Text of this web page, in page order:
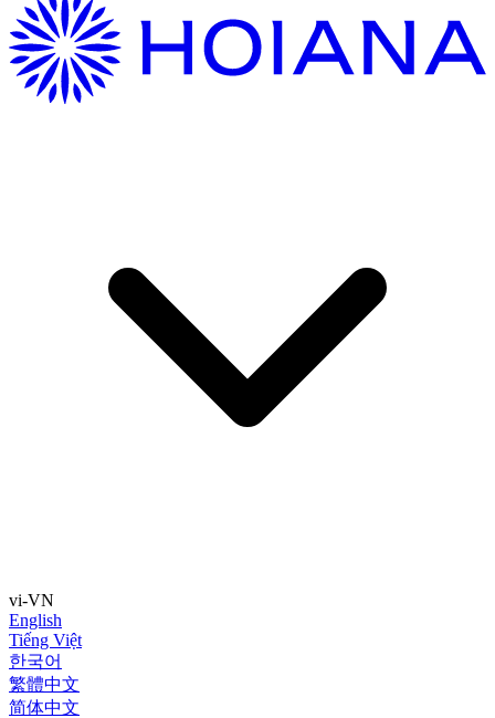
vi-VN
English
Tiếng Việt
한국어
繁體中文
简体中文
Hướng Dẫn Di Chuyển